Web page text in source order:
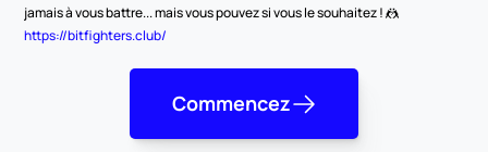
jamais à vous battre... mais vous pouvez si vous le souhaitez ! 🤼
https://bitfighters.club/
Commencez